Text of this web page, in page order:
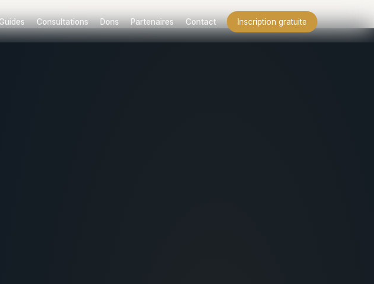
Consultations Dons Partenaires Contact Inscription gratuite